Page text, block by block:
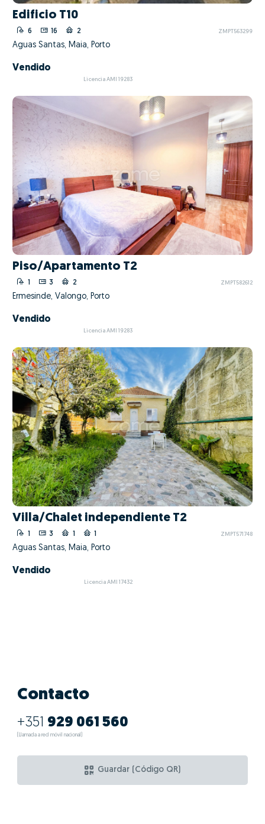
Edificio T10
6 16 2 ZMPT563299
Águas Santas, Maia, Porto
Vendido
Licencia AMI 19283
Piso/Apartamento T2
1 3 2 ZMPT582612
Ermesinde, Valongo, Porto
Vendido
Licencia AMI 19283
Villa/Chalet independiente T2
1 3 1 1 ZMPT571748
Águas Santas, Maia, Porto
Vendido
Licencia AMI 17432
Contacto
+351 929 061 560
(Llamada a red móvil nacional)
Guardar (Código QR)